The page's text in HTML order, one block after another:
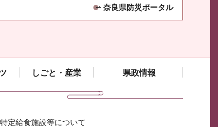
奈良県防災ポータル
しごと・産業 県政情報
定給食施設等について